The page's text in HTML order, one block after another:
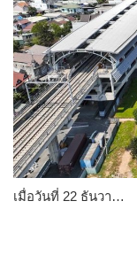
เมื่อวันที่ 22 ธันวา…